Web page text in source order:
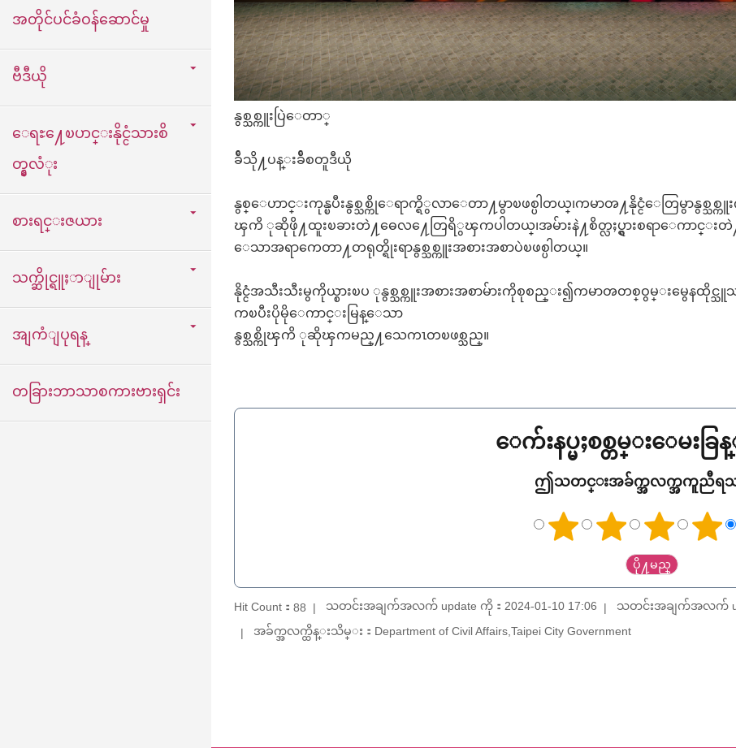
အတိုင်ပင်ခံဝန်ဆောင်မှု
ဗီဒီယို
ေရႊ႔ေၿပာင္းနိုင္ငံသားစိ
တ္နွလံုး
စားရင္းဇယား
သက္ဆိုင္ရူႈာျုမ်ား
အျကံျပုရန္
တခြားဘာသာစကားဗားရှင်း
နွစ္သစ္ကူးပြဲေတာ္
ခ်ီသို႔ပန္းခ်ီစတူဒီယို
နွစ္ေဟာင္းကုန္ၿပီးနွစ္သစ္ကိုေရာက္ရိွလာေတာ႔မွာၿဖစ္ပါတယ္၊ကမာၻ႔နုိင္ငံေတြမွာနွစ္သစ္ကူ
ၾကိ ုဆိုဖို႔ထူးၿခားတဲ႔ဓေလ႔ေတြရိွၾကပါတယ္၊အမ်ားနဲ႔စိတ္လႈပ္ရွားစရာေကာင္း
ေသာအရာကေတာ႔တရုတ္ရိုးရာနွစ္သစ္ကူးအစားအစာပဲၿဖစ္ပါတယ္။
နိုင္ငံအသီးသီးမွကိုယ္စားၿပ ုနွစ္သစ္ကူးအစားအစာမ်ားကိုစုစည္း၍ကမာၻတစ္ဝွမ္းမွေနထိုင္သူ
ကၿပီးပိုမိုေကာင္းမြန္ေသာ
နွစ္သစ္ကိုၾကိ ုဆိုၾကမည္႔သေကၤတၿဖစ္သည္။
ေက်းနပ္မႈစစ္တမ္းေမးခ
ဤသတင္းအခ်က္အလက္အကူညီရသ
Hit Count： 88 သတင်းအချက်အလက် update ကို：2024-01-10 17:06
သတင်းအချက်အလက်
အခ်က္အလက္ထိန္းသိမ္း：Department of Civil Affairs,Taipei City Government